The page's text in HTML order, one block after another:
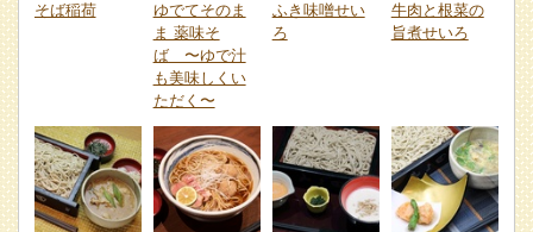
そば稲荷
ゆでてそのま
ま 薬味そ
ば 〜ゆで汁
も美味しくい
ただく〜
ふき味噌せい
ろ
牛肉と根菜の
旨煮せいろ